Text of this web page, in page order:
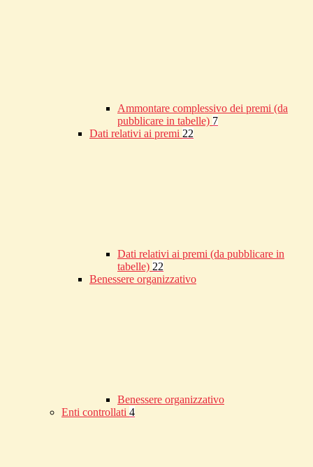
Ammontare complessivo dei premi (da
pubblicare in tabelle) 7
Dati relativi ai premi 22
Dati relativi ai premi (da pubblicare in
tabelle) 22
Benessere organizzativo
Benessere organizzativo
Enti controllati 4